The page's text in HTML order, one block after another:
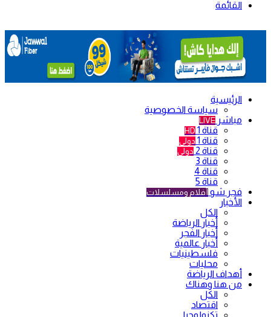
القائمة
الرئيسية
سياسة الخصوصية
مباشر LIVE
قناة 1 HD
قناة 1 دولي
قناة 2 دولي
قناة 3
قناة 4
قناة 5
فجر شو أفلام ومسلسلات
الأخبار
الكل
أخبار الرياضة
أخبار الفجر
أخبار عالمية
فلسطينيات
محليات
أهداف الرياضة
من هنا وهناك
الكل
اقتصاد